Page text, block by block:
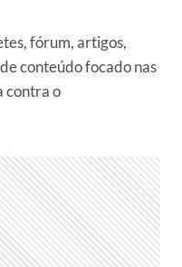
fórum, artigos,
conteúdo focado nas
contra o